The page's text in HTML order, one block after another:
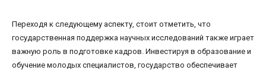
Переходя к следующему аспекту, стоит отметить, что
государственная поддержка научных исследований также играет
важную роль в подготовке кадров. Инвестируя в образование и
обучение молодых специалистов, государство обеспечивает